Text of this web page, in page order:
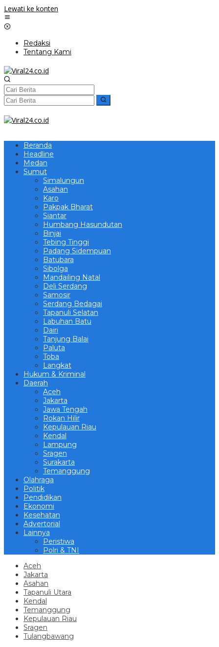
Lewati ke konten
Redaksi
Tentang Kami
Beranda
Headline
Medan
Sumut
Simalungun
Asahan
Karo
Pakpak Bharat
Siantar
Humbang Hasundutan
Binjai
Tebing Tinggi
Padang Sidempuan
Batubara
Sibolga
Mandailing Natal
Deli Serdang
Samosir
Serdang Bedagai
Tapanuli Selatan
Labuhan Batu
Dairi
Tanjung Balai
Paluta
Toba
Langkat
Hukum & Kriminal
Daerah
Aceh
Jakarta
Jawa Tengah
Rokan Hilir
Kepulauan Riau
Kendal
Lampung
Sragen
Surakarta
Temanggung
Olahraga
Politik
Pendidikan
Ekonomi
Kesehatan
Advertorial
Lainnya
Peristiwa
Polri & TNI
Aceh
Jakarta
Asahan
Tapanuli Utara
Kendal
Temanggung
Kepulauan Riau
Sragen
Tulangbawang